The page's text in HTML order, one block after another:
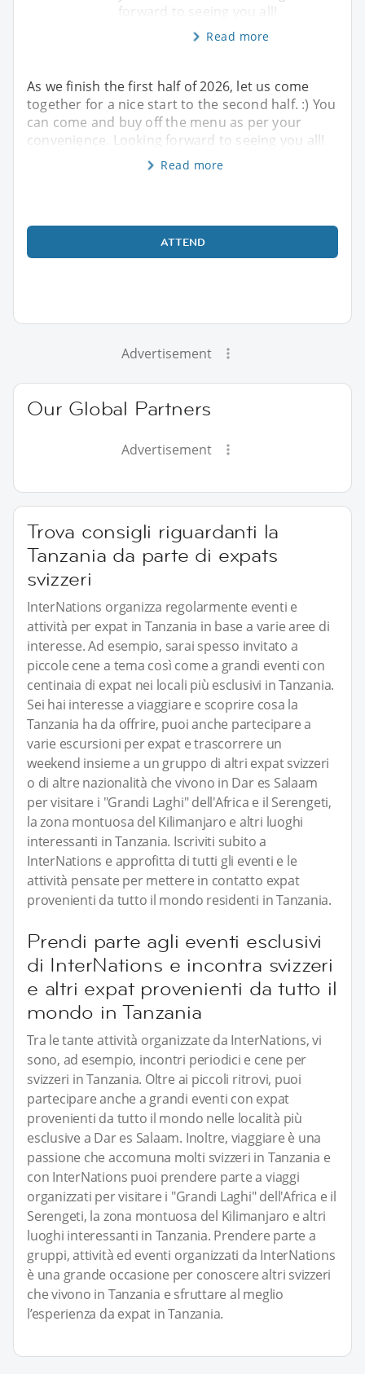
forward to seeing you all!
Read more
As we finish the first half of 2026, let us come
together for a nice start to the second half. :) You
can come and buy off the menu as per your
convenience. Looking forward to seeing you all!
Read more
ATTEND
Advertisement
Our Global Partners
Advertisement
Trova consigli riguardanti la
Tanzania da parte di expats
svizzeri
InterNations organizza regolarmente eventi e
attività per expat in Tanzania in base a varie aree di
interesse. Ad esempio, sarai spesso invitato a
piccole cene a tema così come a grandi eventi con
centinaia di expat nei locali più esclusivi in Tanzania.
Sei hai interesse a viaggiare e scoprire cosa la
Tanzania ha da offrire, puoi anche partecipare a
varie escursioni per expat e trascorrere un
weekend insieme a un gruppo di altri expat svizzeri
o di altre nazionalità che vivono in Dar es Salaam
per visitare i "Grandi Laghi" dell'Africa e il Serengeti,
la zona montuosa del Kilimanjaro e altri luoghi
interessanti in Tanzania. Iscriviti subito a
InterNations e approfitta di tutti gli eventi e le
attività pensate per mettere in contatto expat
provenienti da tutto il mondo residenti in Tanzania.
Prendi parte agli eventi esclusivi
di InterNations e incontra svizzeri
e altri expat provenienti da tutto il
mondo in Tanzania
Tra le tante attività organizzate da InterNations, vi
sono, ad esempio, incontri periodici e cene per
svizzeri in Tanzania. Oltre ai piccoli ritrovi, puoi
partecipare anche a grandi eventi con expat
provenienti da tutto il mondo nelle località più
esclusive a Dar es Salaam. Inoltre, viaggiare è una
passione che accomuna molti svizzeri in Tanzania e
con InterNations puoi prendere parte a viaggi
organizzati per visitare i "Grandi Laghi" dell'Africa e il
Serengeti, la zona montuosa del Kilimanjaro e altri
luoghi interessanti in Tanzania. Prendere parte a
gruppi, attività ed eventi organizzati da InterNations
è una grande occasione per conoscere altri svizzeri
che vivono in Tanzania e sfruttare al meglio
l’esperienza da expat in Tanzania.